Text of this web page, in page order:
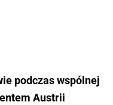
podczas wspólnej
Austrii